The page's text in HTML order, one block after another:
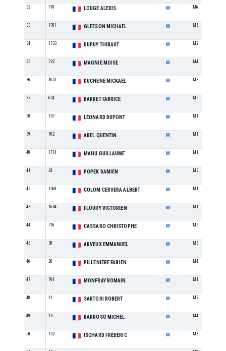
32 718 LOUGE ALEXIS M M6
33 1781 GLEESON MICHAEL M M5
34 1733 DUPUY THIBAUT M M2
35 732 MAGNIE MOISE M M4
36 1651 DUCHENE MICKAEL M M3
37 624 BARRET FABRICE M M5
38 157 LÉONARD DUPONT M M1
39 702 ABEL QUENTIN M M1
40 1714 MAHU GUILLAUME M M1
41 24 POPEK DAMIEN M M3
42 1568 COLOM CERVERA ALBERT M M1
43 1634 FLOURY VICTORIEN M M1
44 716 CASSARO CHRISTOPHE M M5
45 38 ARVEUX EMMANUEL M M3
46 20 PILLENIERE FABIEN M M4
47 764 MONFRAY ROMAIN M M1
48 11 SARTORI ROBERT M M7
49 13 BARROSO MICHEL M M4
50 152 ISCHARD FRÉDÉRIC M M3